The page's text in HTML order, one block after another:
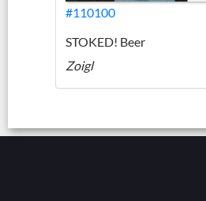
#110100
STOKED! Beer
Zoigl